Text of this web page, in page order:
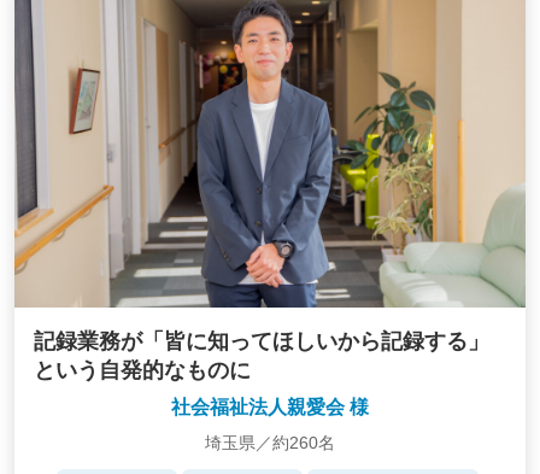
記録業務が「皆に知ってほしいから記録する」
という自発的なものに
社会福祉法人親愛会 様
埼玉県／約260名